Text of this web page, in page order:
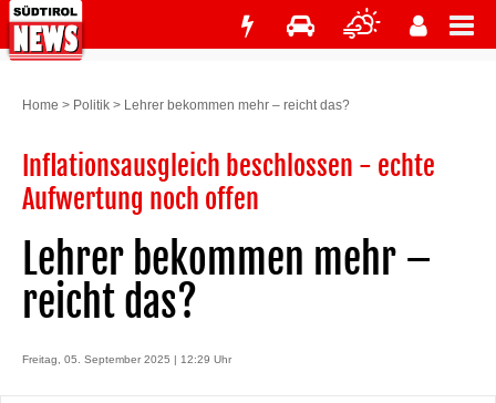
Home > Politik > Lehrer bekommen mehr – reicht das?
Inflationsausgleich beschlossen - echte
Aufwertung noch offen
Lehrer bekommen mehr –
reicht das?
Freitag, 05. September 2025 | 12:29 Uhr